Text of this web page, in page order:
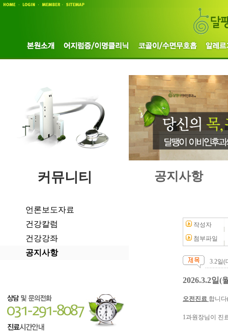
커뮤니티
언론보도자료
건강칼럼
건강강좌
공지사항
공지사항
작성자
첨부파일
3.2일(
2026.3.2일(
오전진료 합니
1과원장님이 진